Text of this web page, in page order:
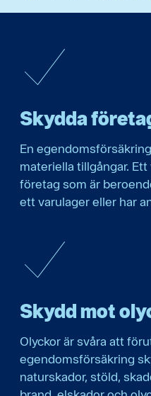
Skydda
En
materiella tillgångar.
företag som är
ett varulager eller har
Skydd mot
Olyckor är svåra att
egendomsförsäkring
naturskador, stöld,